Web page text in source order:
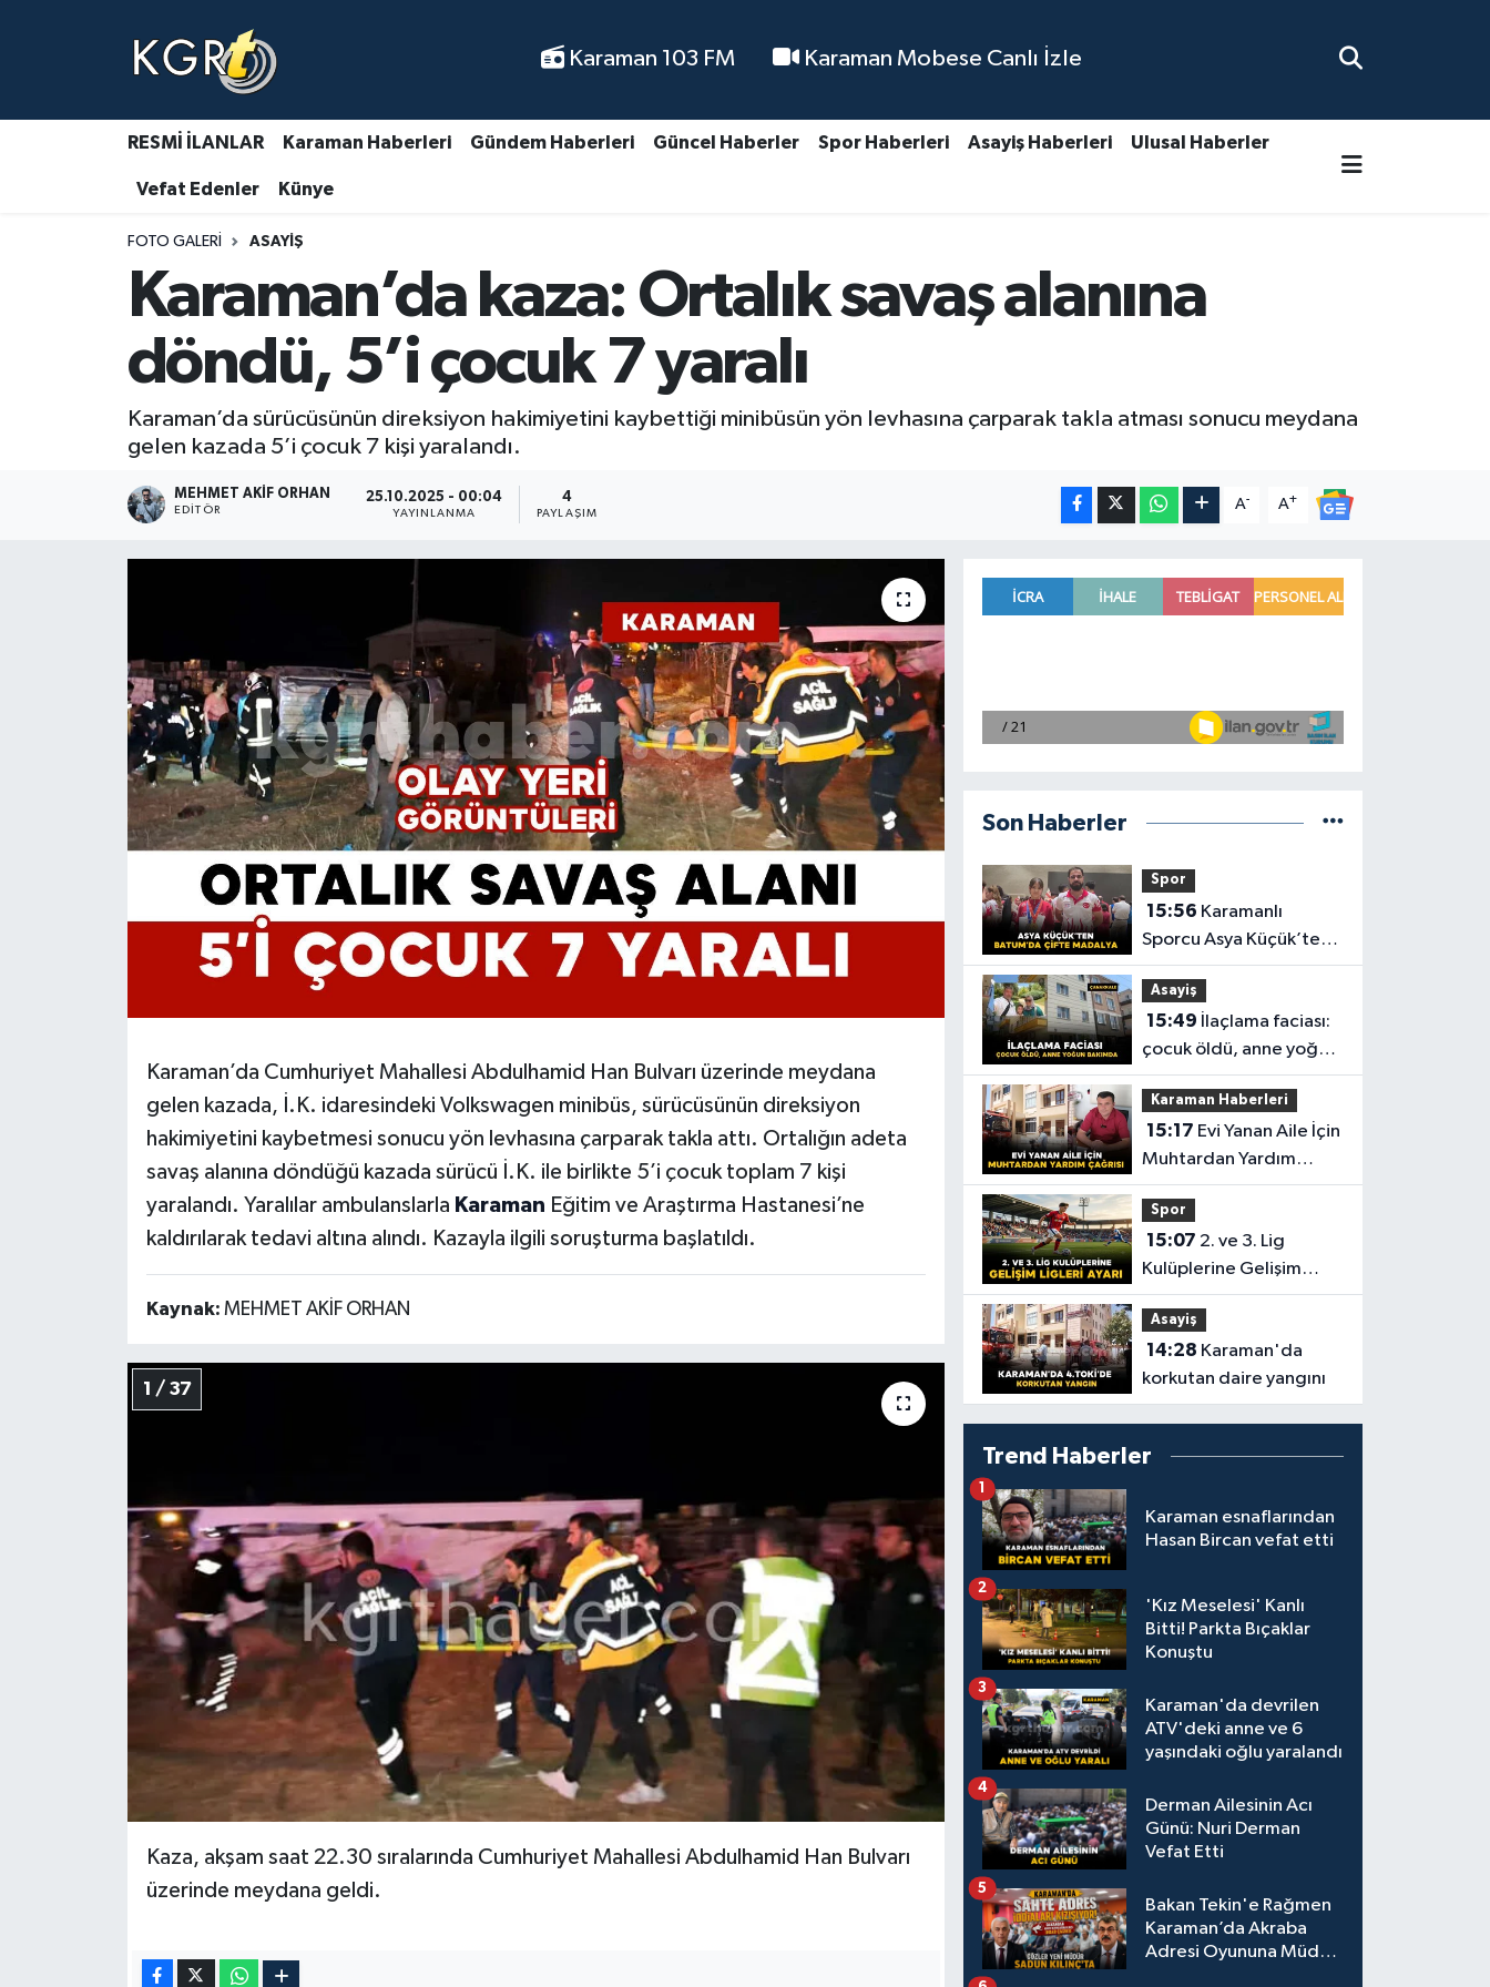
Karaman 103 FM Karaman Mobese Canlı İzle
RESMİ İLANLAR Karaman Haberleri Gündem Haberleri Güncel Haberler Spor Haberleri Asayiş Haberleri Ulusal Haberler
Vefat Edenler Künye
FOTO GALERI ASAYIŞ
Karaman’da kaza: Ortalık savaş alanına
döndü, 5’i çocuk 7 yaralı
Karaman’da sürücüsünün direksiyon hakimiyetini kaybettiği minibüsün yön levhasına çarparak takla atması sonucu meydana
gelen kazada 5’i çocuk 7 kişi yaralandı.
MEHMET AKIF ORHAN
EDITÖR
25.10.2025 - 00:04
YAYINLANMA
4
PAYLAŞIM
A- A+
Karaman’da Cumhuriyet Mahallesi Abdulhamid Han Bulvarı üzerinde meydana
gelen kazada, İ.K. idaresindeki Volkswagen minibüs, sürücüsünün direksiyon
hakimiyetini kaybetmesi sonucu yön levhasına çarparak takla attı. Ortalığın adeta
savaş alanına döndüğü kazada sürücü İ.K. ile birlikte 5’i çocuk toplam 7 kişi
yaralandı. Yaralılar ambulanslarla Karaman Eğitim ve Araştırma Hastanesi’ne
kaldırılarak tedavi altına alındı. Kazayla ilgili soruşturma başlatıldı.
Kaynak: MEHMET AKİF ORHAN
1 / 37
Kaza, akşam saat 22.30 sıralarında Cumhuriyet Mahallesi Abdulhamid Han Bulvarı
üzerinde meydana geldi.
Son Haberler
Spor
15:56
Sporcu Asya Küçük’ten
Batum’da Çifte Madalya
Asayiş
15:49
çocuk öldü, anne yoğun
bakımda
Karaman Haberleri
15:17
Muhtardan Yardım
Çağrısı
Spor
15:07
Kulüplerine Gelişim
Ligleri Ayarı
Asayiş
14:28
korkutan daire yangını
Trend Haberler
Karaman esnaflarından
Hasan Bircan vefat etti
1
'Kız Meselesi' Kanlı
Bitti! Parkta Bıçaklar
Konuştu
2
Karaman'da devrilen
ATV'deki anne ve 6
yaşındaki oğlu yaralandı
3
Derman Ailesinin Acı
Günü: Nuri Derman
Vefat Etti
4
Bakan Tekin'e Rağmen
Karaman’da Akraba
Adresi Oyununa Müdür
5
Karaman Haberleri
Gündem Haberleri
Güncel Haberler
Asayiş Haberleri
Ulusal Haberler
Vefat Edenler